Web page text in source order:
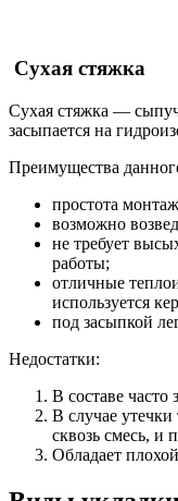
Сухая стяжка
Сухая стяжка —
засыпается на
Преимущества
простота
возможно
не требует
работы;
отличные
используется
под засыпкой
Недостатки:
В составе часто
В случае утечки
сквозь смесь, и
Обладает